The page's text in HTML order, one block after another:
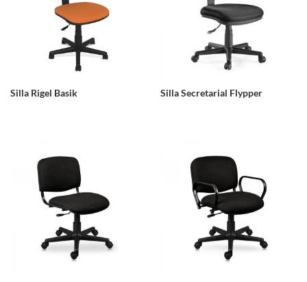
Silla Rigel Basik Silla Secretarial Flypper